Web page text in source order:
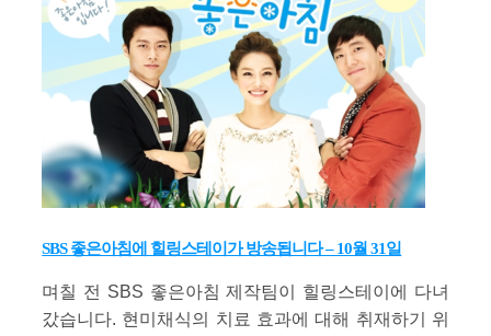
SBS 좋은아침에 힐링스테이가 방송됩니다 – 10월 31일
며칠 전 SBS 좋은아침 제작팀이 힐링스테이에 다녀
갔습니다. 현미채식의 치료 효과에 대해 취재하기 위